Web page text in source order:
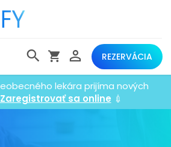
REZERVÁCIA
lekára prijíma nových
Zaregistrovať sa online 💉